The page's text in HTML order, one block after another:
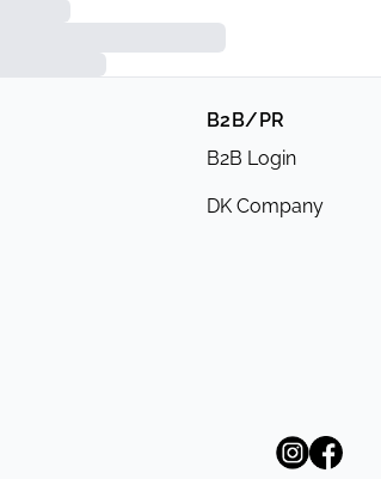
B2B/PR
B2B Login
DK Company